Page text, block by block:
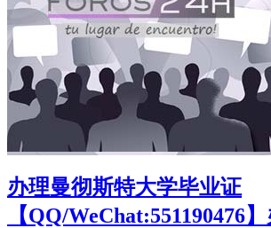
办理曼彻斯特大学毕业证
【QQ/WeChat:551190476